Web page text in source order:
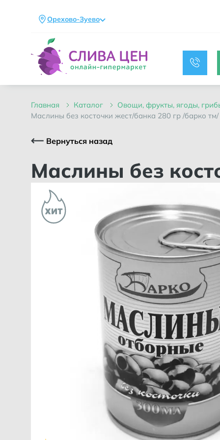
Орехово-Зуево
главная каталог
овощи, фрукты, ягоды,
маслины без косточки жест/банка 280 гр /барко тм/
Вернуться назад
Маслины без